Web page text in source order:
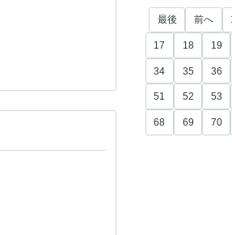
最後 前へ
17 18 19
34 35 36
51 52 53
68 69 70